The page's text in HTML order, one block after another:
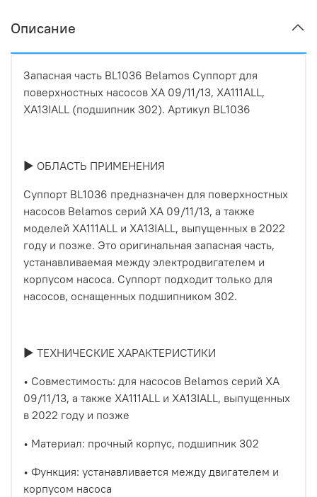
Описание
Запасная часть BL1036 Belamos Суппорт для
поверхностных насосов XA 09/11/13, XA111ALL,
XA13IALL (подшипник 302). Артикул BL1036
► ОБЛАСТЬ ПРИМЕНЕНИЯ
Суппорт BL1036 предназначен для поверхностных
насосов Belamos серий XA 09/11/13, а также
моделей XA111ALL и XA13IALL, выпущенных в 2022
году и позже. Это оригинальная запасная часть,
устанавливаемая между электродвигателем и
корпусом насоса. Суппорт подходит только для
насосов, оснащенных подшипником 302.
► ТЕХНИЧЕСКИЕ ХАРАКТЕРИСТИКИ
• Совместимость: для насосов Belamos серий XA
09/11/13, а также XA111ALL и XA13IALL, выпущенных
в 2022 году и позже
• Материал: прочный корпус, подшипник 302
• Функция: устанавливается между двигателем и
корпусом насоса